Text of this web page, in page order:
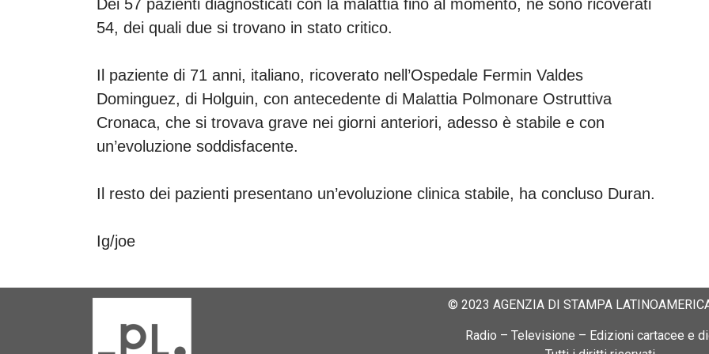
Dei 57 pazienti diagnosticati con la malattia fino al momento, ne sono ricoverati
54, dei quali due si trovano in stato critico.
Il paziente di 71 anni, italiano, ricoverato nell’Ospedale Fermin Valdes
Dominguez, di Holguin, con antecedente di Malattia Polmonare Ostruttiva
Cronaca, che si trovava grave nei giorni anteriori, adesso è stabile e con
un’evoluzione soddisfacente.
Il resto dei pazienti presentano un’evoluzione clinica stabile, ha concluso Duran.
Ig/joe
© 2023 AGENZIA DI STAMPA
Radio – Televisione – Edizioni cartacee e